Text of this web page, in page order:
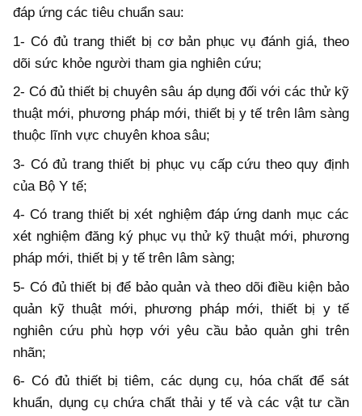
đáp ứng các tiêu chuẩn sau:
1- Có đủ trang thiết bị cơ bản phục vụ đánh giá, theo
dõi sức khỏe người tham gia nghiên cứu;
2- Có đủ thiết bị chuyên sâu áp dụng đối với các thử kỹ
thuật mới, phương pháp mới, thiết bị y tế trên lâm sàng
thuộc lĩnh vực chuyên khoa sâu;
3- Có đủ trang thiết bị phục vụ cấp cứu theo quy định
của Bộ Y tế;
4- Có trang thiết bị xét nghiệm đáp ứng danh mục các
xét nghiệm đăng ký phục vụ thử kỹ thuật mới, phương
pháp mới, thiết bị y tế trên lâm sàng;
5- Có đủ thiết bị để bảo quản và theo dõi điều kiện bảo
quản kỹ thuật mới, phương pháp mới, thiết bị y tế
nghiên cứu phù hợp với yêu cầu bảo quản ghi trên
nhãn;
6- Có đủ thiết bị tiêm, các dụng cụ, hóa chất để sát
khuẩn, dụng cụ chứa chất thải y tế và các vật tư cần